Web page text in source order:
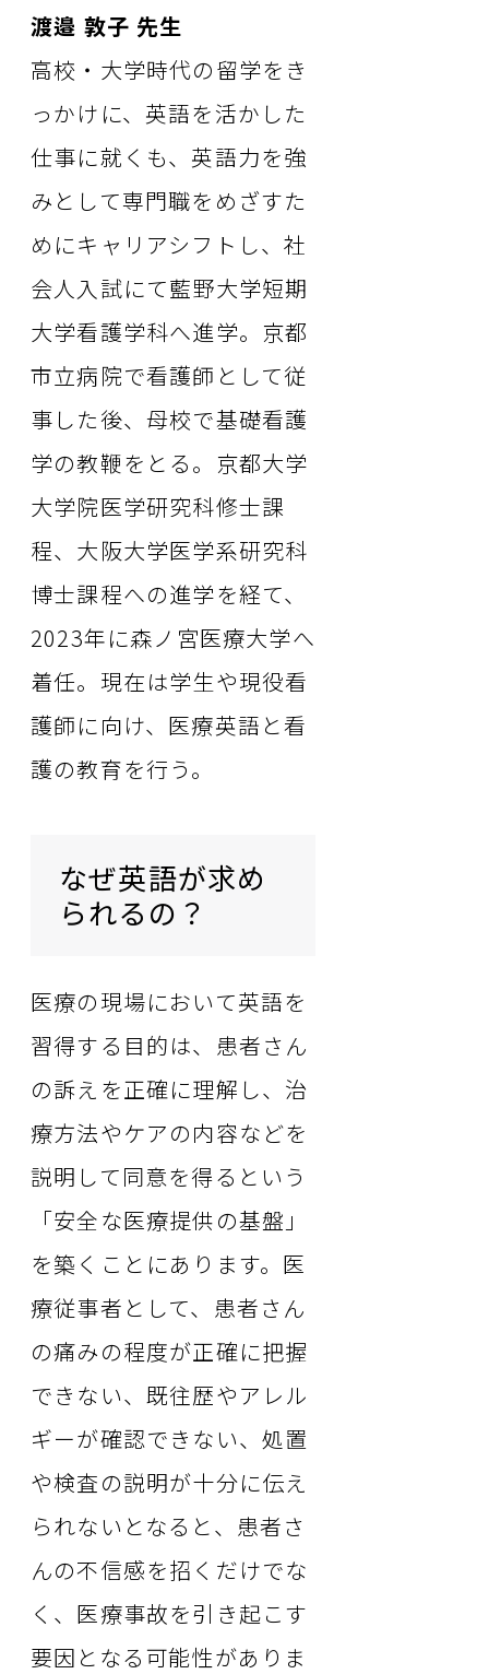
渡邉 敦子 先生
高校・大学時代の留学をき
っかけに、英語を活かした
仕事に就くも、英語力を強
みとして専門職をめざすた
めにキャリアシフトし、社
会人入試にて藍野大学短期
大学看護学科へ進学。京都
市立病院で看護師として従
事した後、母校で基礎看護
学の教鞭をとる。京都大学
大学院医学研究科修士課
程、大阪大学医学系研究科
博士課程への進学を経て、
2023年に森ノ宮医療大学へ
着任。現在は学生や現役看
護師に向け、医療英語と看
護の教育を行う。
なぜ英語が求め
られるの？
医療の現場において英語を
習得する目的は、患者さん
の訴えを正確に理解し、治
療方法やケアの内容などを
説明して同意を得るという
「安全な医療提供の基盤」
を築くことにあります。医
療従事者として、患者さん
の痛みの程度が正確に把握
できない、既往歴やアレル
ギーが確認できない、処置
や検査の説明が十分に伝え
られないとなると、患者さ
んの不信感を招くだけでな
く、医療事故を引き起こす
要因となる可能性がありま